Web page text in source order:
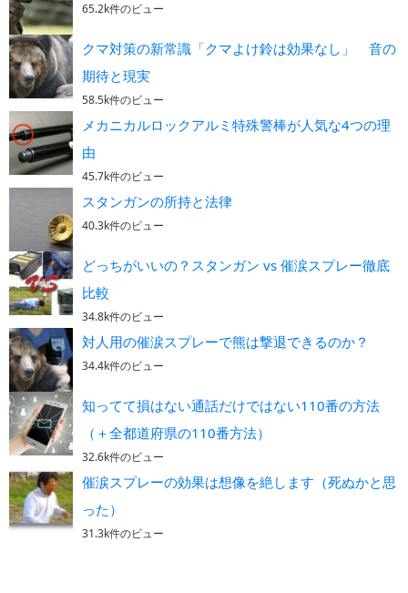
65.2k件のビュー
クマ対策の新常識「クマよけ鈴は効果なし」 音の
期待と現実
58.5k件のビュー
メカニカルロックアルミ特殊警棒が人気な4つの理
由
45.7k件のビュー
スタンガンの所持と法律
40.3k件のビュー
どっちがいいの？スタンガン vs 催涙スプレー徹底
比較
34.8k件のビュー
対人用の催涙スプレーで熊は撃退できるのか？
34.4k件のビュー
知ってて損はない通話だけではない110番の方法
（＋全都道府県の110番方法）
32.6k件のビュー
催涙スプレーの効果は想像を絶します（死ぬかと思
った）
31.3k件のビュー